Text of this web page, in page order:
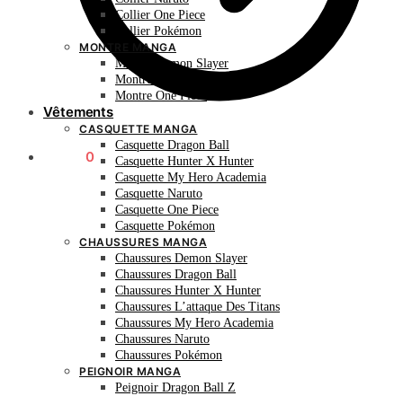
0
Collier One Piece
Collier Pokémon
MONTRE MANGA
Montre Demon Slayer
Montre Naruto
Montre One Piece
Vêtements
CASQUETTE MANGA
Casquette Dragon Ball
Casquette Hunter X Hunter
Casquette My Hero Academia
Casquette Naruto
Casquette One Piece
Casquette Pokémon
CHAUSSURES MANGA
Chaussures Demon Slayer
Chaussures Dragon Ball
Chaussures Hunter X Hunter
Chaussures L’attaque Des Titans
Chaussures My Hero Academia
Chaussures Naruto
Chaussures Pokémon
PEIGNOIR MANGA
Peignoir Dragon Ball Z